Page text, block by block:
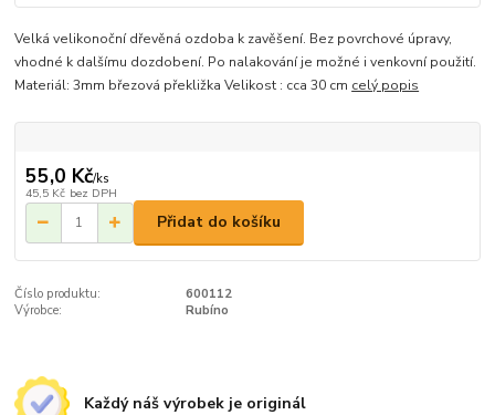
Velká velikonoční dřevěná ozdoba k zavěšení. Bez povrchové úpravy,
vhodné k dalšímu dozdobení. Po nalakování je možné i venkovní použití.
Materiál: 3mm březová překližka Velikost : cca 30 cm celý popis
55,0 Kč/ks
45,5 Kč bez DPH
Přidat do košíku
Číslo produktu:
600112
Výrobce:
Rubíno
Každý náš výrobek je originál